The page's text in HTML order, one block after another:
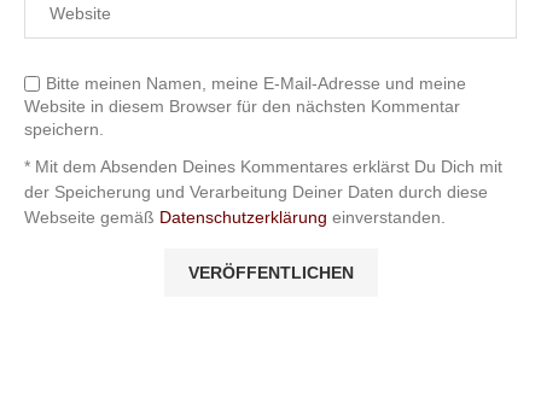
Bitte meinen Namen, meine E-Mail-Adresse und meine
Website in diesem Browser für den nächsten Kommentar
speichern.
* Mit dem Absenden Deines Kommentares erklärst Du Dich mit
der Speicherung und Verarbeitung Deiner Daten durch diese
Webseite gemäß Datenschutzerklärung einverstanden.